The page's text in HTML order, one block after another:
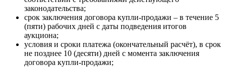
законодательства;
срок заключения договора купли-продажи – в течение 5
(пяти) рабочих дней с даты подведения итогов
аукциона;
условия и сроки платежа (окончательный расчёт), в срок
не позднее 10 (десяти) дней с момента заключения
договора купли-продажи;